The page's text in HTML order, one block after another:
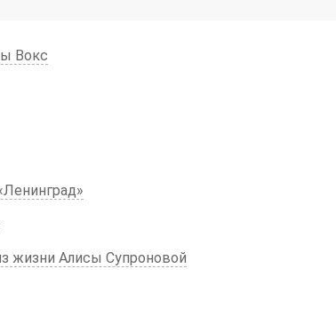
Вокс
жизни Алисы Супроновой